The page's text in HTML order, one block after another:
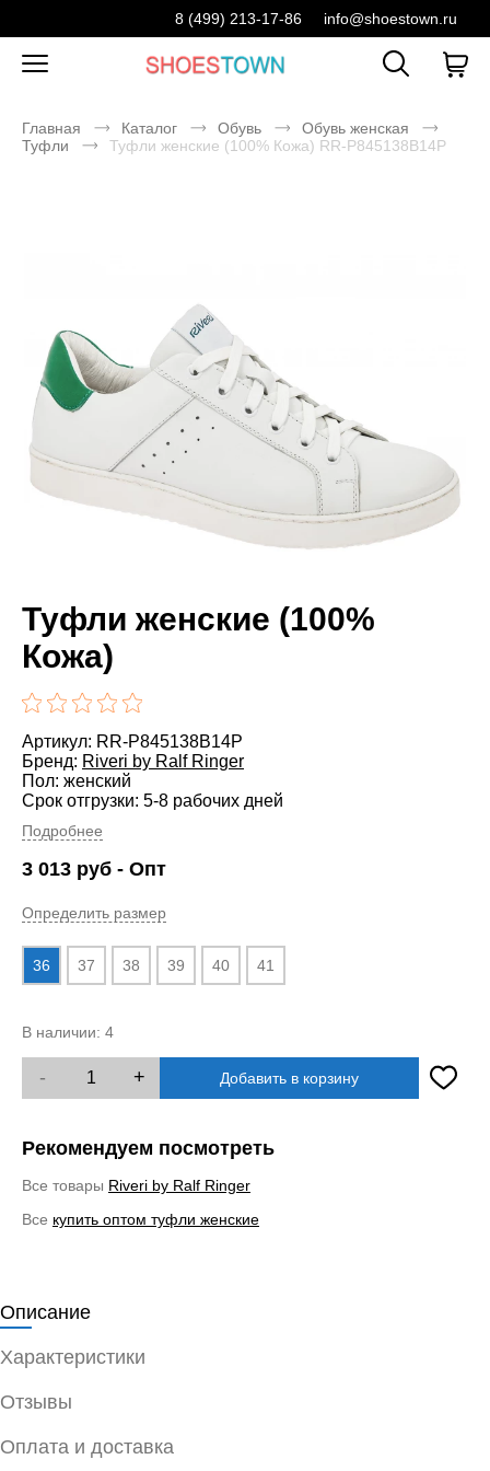
8 (499) 213-17-86 info@shoestown.ru
Главная Каталог Обувь
Обувь женская
Туфли
Туфли женские (100% Кожа) RR-P845138B14P
Туфли женские (100%
Кожа)
Артикул: RR-P845138B14P
Бренд: Riveri by Ralf Ringer
Пол: женский
Срок отгрузки: 5-8 рабочих дней
Подробнее
3 013 руб - Опт
Определить размер
36 37 38 39 40 41
В наличии: 4
- + Добавить в корзину
Рекомендуем посмотреть
Все товары Riveri by Ralf Ringer
Все купить оптом туфли женские
Описание
Характеристики
Отзывы
Оплата и доставка